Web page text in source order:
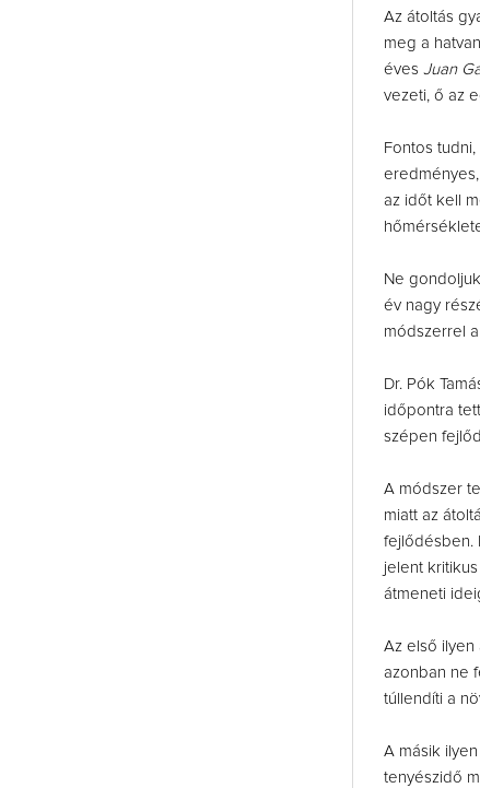
Az átoltás
meg a
éves Juan
vezeti, ő az
Fontos
az időt kell
Ne
év nagy
módszerrel
Dr. Pók
időpontra
szépen
A módszer
miatt az
fejlődésben.
jelent
átmeneti
Az első ilyen
azonban ne
túllendíti a
A másik
tenyészidő